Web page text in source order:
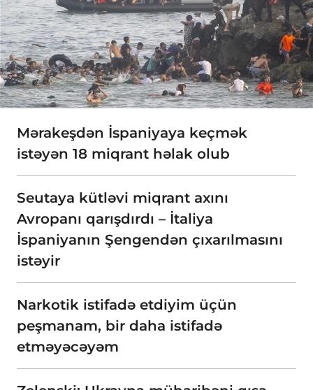
Mərakeşdən İspaniyaya keçmək
istəyən 18 miqrant həlak olub
Seutaya kütləvi miqrant axını
Avropanı qarışdırdı – İtaliya
İspaniyanın Şengendən çıxarılmasını
istəyir
Narkotik istifadə etdiyim üçün
peşmanam, bir daha istifadə
etməyəcəyəm